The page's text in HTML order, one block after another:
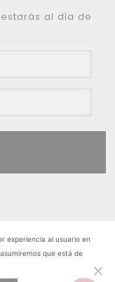
al día de
- Todos los
experiencia al usuario en
que está de